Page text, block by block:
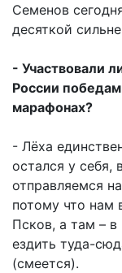
Семенов
десяткой
- Участвовали
России
марафонах?
- Лёха
остался у себя,
отправляемся
потому что нам
Псков, а там –
ездить туда-
(смеется).